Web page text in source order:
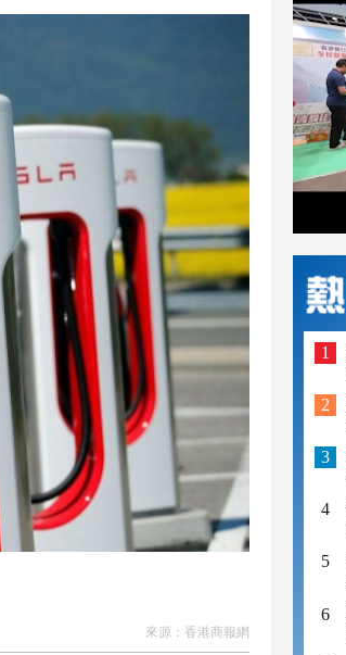
20:40
作夥伴
20:55
20:42
20:42
20:41
20:40
20:39
20:34
作夥伴
20:31
來源： 香港商報網